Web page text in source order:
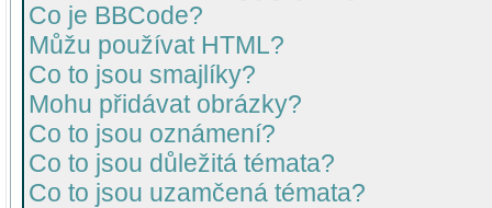
Co je BBCode?
Můžu používat HTML?
Co to jsou smajlíky?
Mohu přidávat obrázky?
Co to jsou oznámení?
Co to jsou důležitá témata?
Co to jsou uzamčená témata?